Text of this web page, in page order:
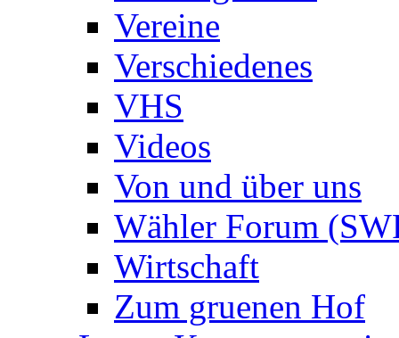
Vereine
Verschiedenes
VHS
Videos
Von und über uns
Wähler Forum
Wirtschaft
Zum gruenen Hof